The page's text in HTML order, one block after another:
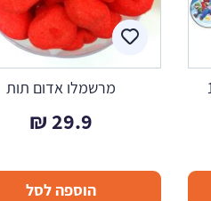
מרשמלו אדום תות
29.9
₪
הוספה לסל